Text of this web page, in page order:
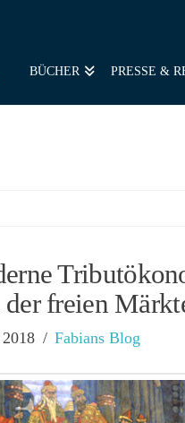
BÜCHER PRESSE &
freien
Fabians Blog